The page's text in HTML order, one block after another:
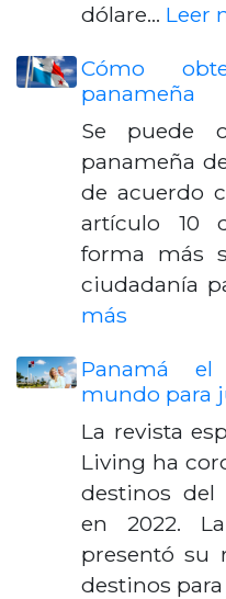
dólare… Leer
Cómo
panameña
Se puede
panameña
de acuerdo
artículo 10
forma más
ciudadanía
más
Panamá
mundo para
La revista
Living ha
destinos
en 2022.
presentó su
destinos